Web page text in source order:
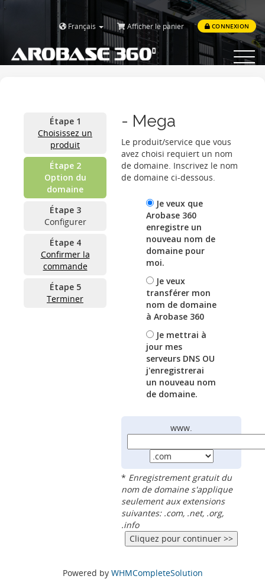
Français Afficher le panier CONNEXION
Toggle
Étape 1
Choisissez un
produit
Étape 2
Option du
domaine
Étape 3
Configurer
Étape 4
Confirmer la
commande
Étape 5
Terminer
- Mega
Le produit/service que vous
avez choisi requiert un nom
de domaine. Inscrivez le nom
de domaine ci-dessous.
Je veux que
Arobase 360
enregistre un
nouveau nom de
domaine pour
moi.
Je veux
transférer mon
nom de domaine
à Arobase 360
Je mettrai à
jour mes
serveurs DNS OU
j'enregistrerai
un nouveau nom
de domaine.
www.
* Enregistrement gratuit du
nom de domaine s'applique
seulement aux extensions
suivantes: .com, .net, .org,
.info
Powered by WHMCompleteSolution